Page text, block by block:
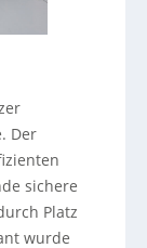
Der
sichere
Platz
wurde